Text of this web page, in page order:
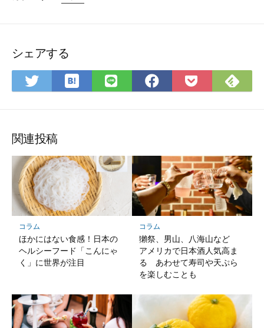
シェアする
Twitter
で
ア
は
て
ク
マ
ー
ク
に
保
存
LINE
で
Facebook
で
Pocket
に
で
関連投稿
コラム
ほかにはない食感！日本の
ヘルシーフード「こんにゃ
く」に世界が注目
コラム
獺祭、男山、八海山など
アメリカで日本酒人気高ま
る あわせて寿司や天ぷら
を楽しむことも